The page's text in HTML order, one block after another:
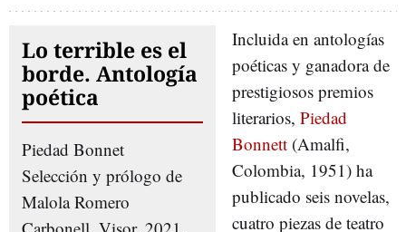
Lo terrible es el
borde. Antología
poética
Piedad Bonnet
Selección y prólogo de
Malola Romero
Incluida en antologías
poéticas y ganadora de
prestigiosos premios
literarios, Piedad
Bonnett (Amalfi,
Colombia, 1951) ha
publicado seis novelas,
cuatro piezas de teatro